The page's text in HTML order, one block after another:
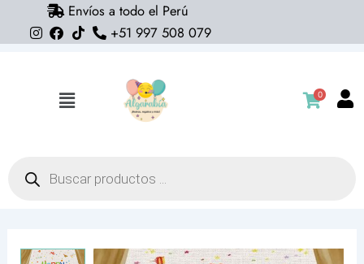
Envíos a todo el Perú
+51 997 508 079
Flyout
0
productos
Camino